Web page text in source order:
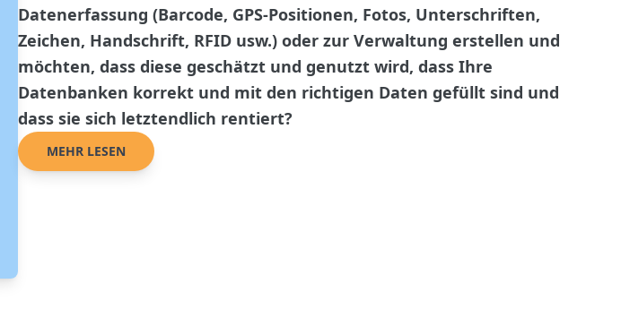
Datenerfassung (Barcode, GPS-Positionen, Fotos, Unterschriften,
Zeichen, Handschrift, RFID usw.) oder zur Verwaltung erstellen und
möchten, dass diese geschätzt und genutzt wird, dass Ihre
Datenbanken korrekt und mit den richtigen Daten gefüllt sind und
dass sie sich letztendlich rentiert?
MEHR LESEN